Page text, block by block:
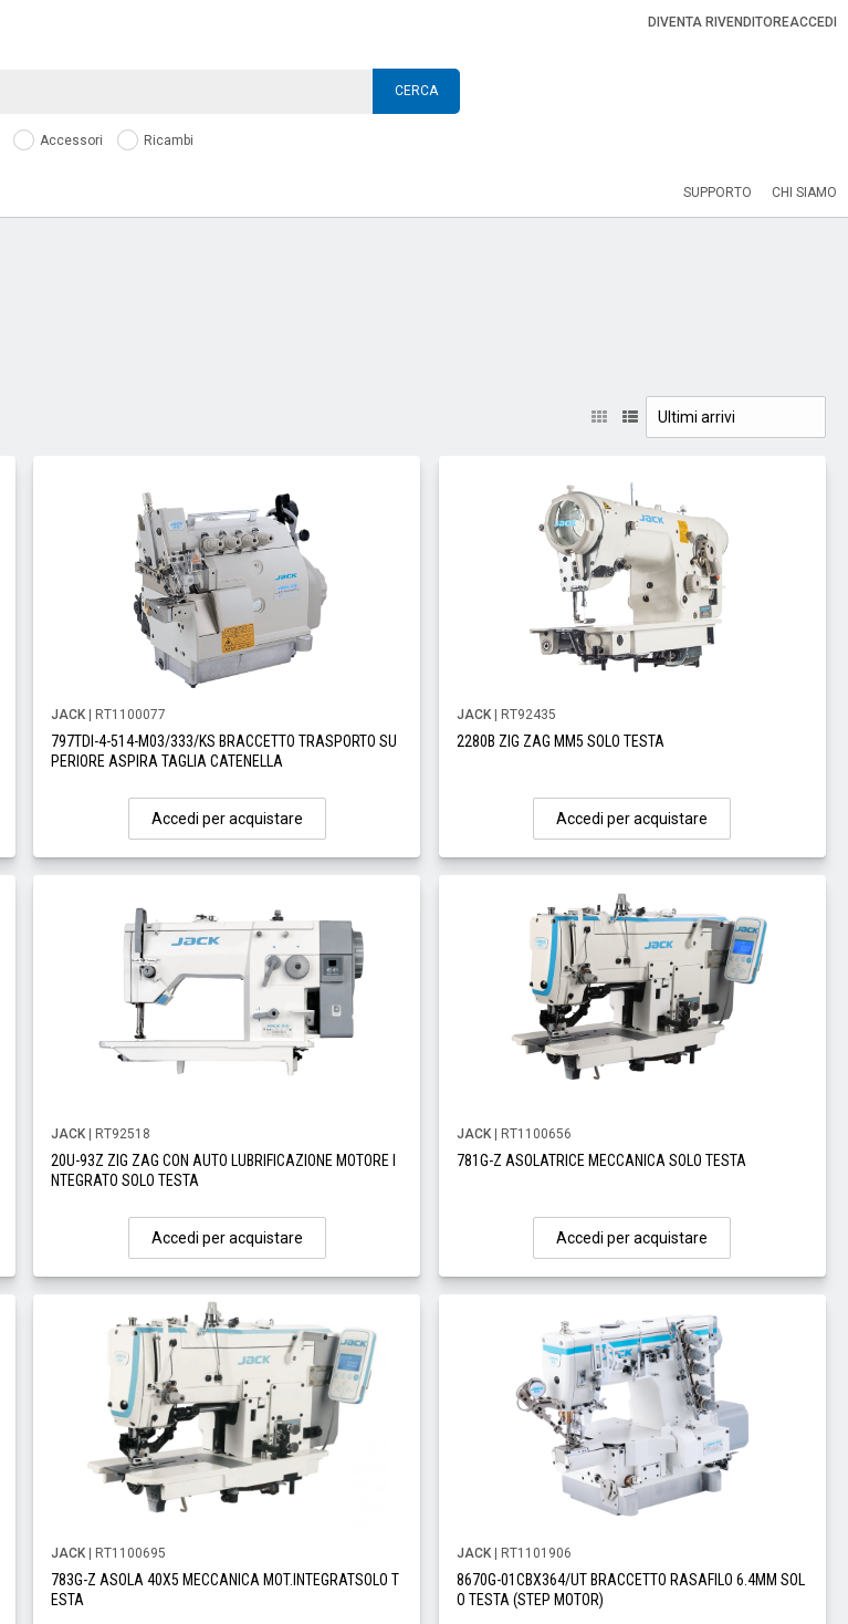
DIVENTA RIVENDITOREACCEDI
CERCA
Accessori Ricambi
SUPPORTO CHI SIAMO
JACK | RT1100077
797TDI-4-514-M03/333/KS BRACCETTO TRASPORTO SU
PERIORE ASPIRA TAGLIA CATENELLA
Accedi per acquistare
JACK| RT92435
2280B ZIG ZAG MM5 SOLO TESTA
Accedi per acquistare
JACK | RT92518
20U-93Z ZIG ZAG CON AUTO LUBRIFICAZIONE MOTORE I
NTEGRATO SOLO TESTA
Accedi per acquistare
JACK| RT1100656
781G-Z ASOLATRICE MECCANICA SOLO TESTA
Accedi per acquistare
JACK | RT1100695
783G-Z ASOLA 40X5 MECCANICA MOT.INTEGRATSOLO T
ESTA
JACK| RT1101906
8670G-01CBX364/UT BRACCETTO RASAFILO 6.4MM SOL
O TESTA (STEP MOTOR)